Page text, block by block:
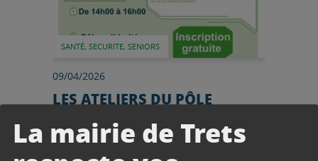
La mairie de Trets
SANTÉ, SECURITE, SENIORS
09/04/2026
LES ATELIERS DU PÔLE
P’art à chute